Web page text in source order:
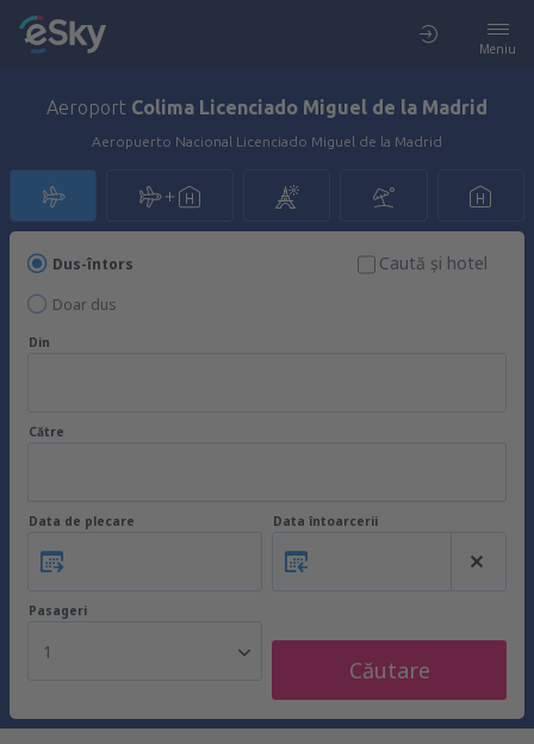
Meniu
Aeroport Colima Licenciado Miguel de la Madrid
Aeropuerto Nacional Licenciado Miguel de la Madrid
Dus-întors
Doar dus
Caută şi hotel
Din
Către
Data de plecare Data întoarcerii
Pasageri
1
Căutare